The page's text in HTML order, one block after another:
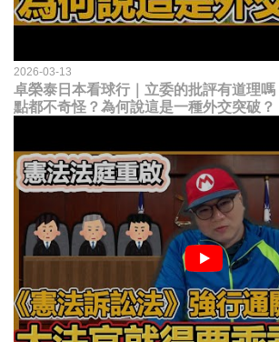
2026-03-13
卓榮泰日本看球行｜立委的批評有道理
點都不奇怪？為何說這是一種外交突破？